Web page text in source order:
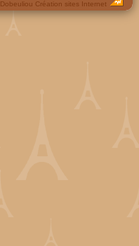
Dobeuliou Création sites Internet